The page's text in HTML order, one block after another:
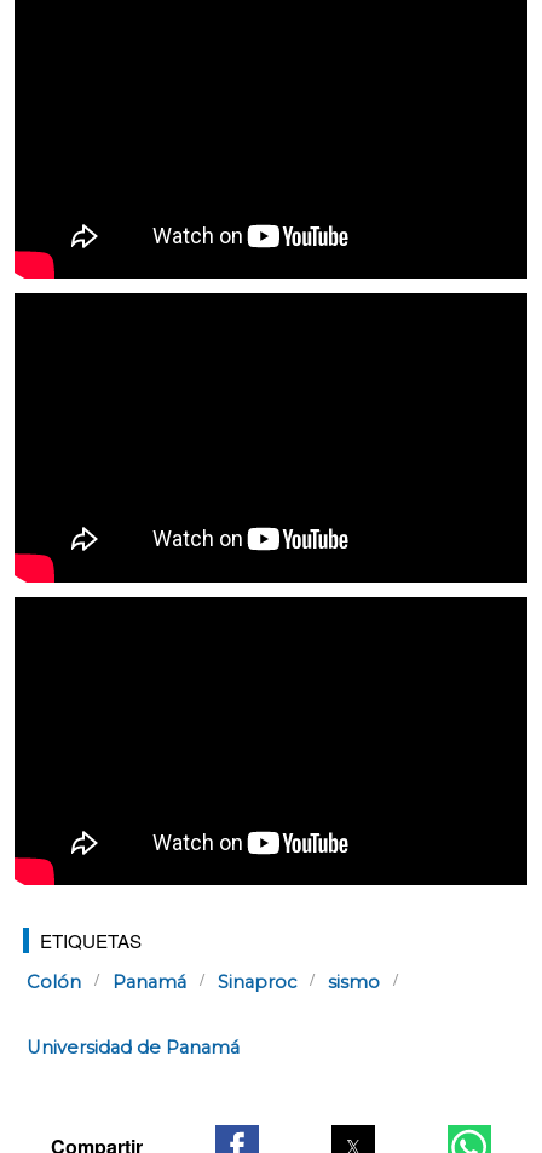
ETIQUETAS
Colón Panamá Sinaproc sismo
Universidad de Panamá